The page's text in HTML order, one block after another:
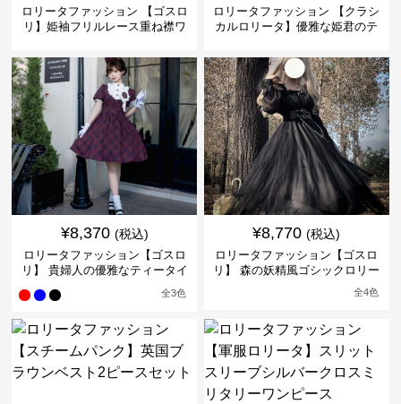
ロリータファッション 【ゴスロ
リ】姫袖フリルレース重ね襟ワ
ロリータファッション 【クラシ
カルロリータ】優雅な姫君のテ
¥8,370 (税込)
ロリータファッション【ゴスロ
リ】 貴婦人の優雅なティータイ
全3色
¥8,770 (税込)
ロリータファッション【ゴスロ
リ】 森の妖精風ゴシックロリー
全4色